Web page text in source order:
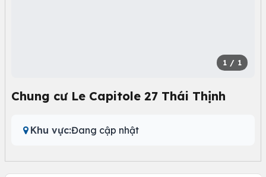
1 / 1
Chung cư Le Capitole 27 Thái Thịnh
Khu vực:Đang cập nhật